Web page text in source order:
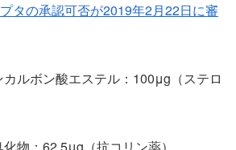
タの承認可否が2019年2月22日に審
ルボン酸エステル：100μg（ステロ
物：62.5μg（抗コリン薬）